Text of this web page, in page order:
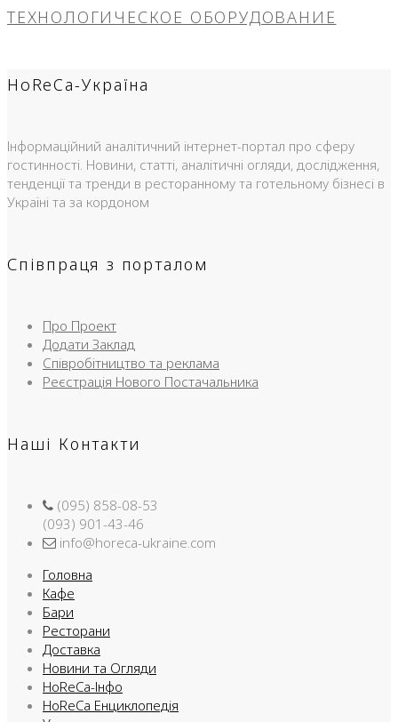
ТЕХНОЛОГИЧЕСКОЕ ОБОРУДОВАНИЕ
HoReCa-Україна
Інформаційний аналітичний інтернет-портал про сферу
гостинності. Новини, статті, аналітичні огляди, дослідження,
тенденції та тренди в ресторанному та готельному бізнесі в
Україні та за кордоном
Співпраця з порталом
Про Проект
Додати Заклад
Співробітництво та реклама
Реєстрація Нового Постачальника
Наші Контакти
(095) 858-08-53
(093) 901-43-46
info@horeca-ukraine.com
Головна
Кафе
Бари
Ресторани
Доставка
Новини та Огляди
HoReCa-Інфо
HoReCa Енциклопедія